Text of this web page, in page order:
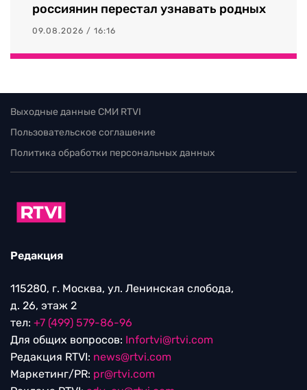
россиянин перестал узнавать родных
09.08.2026 / 16:16
Выходные данные СМИ RTVI
Пользовательское соглашение
Политика обработки персональных данных
Редакция
115280, г. Москва, ул. Ленинская слобода,
д. 26, этаж 2
тел: +7 (499) 579-86-96
Для общих вопросов: Infortvi@rtvi.com
Редакция RTVI: news@rtvi.com
Маркетинг/PR: pr@rtvi.com